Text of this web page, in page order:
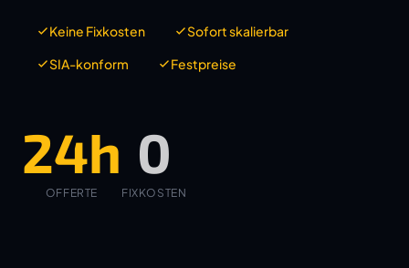
Keine Fixkosten
Sofort skalierbar
SIA-konform
Festpreise
24h
OFFERTE
0
FIXKOSTEN